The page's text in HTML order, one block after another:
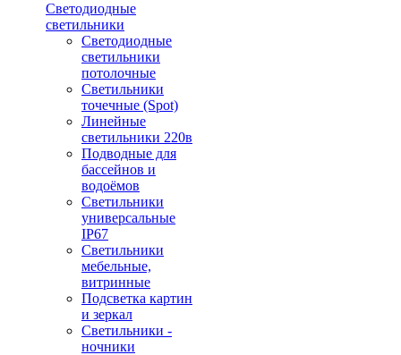
Светодиодные
светильники
Светодиодные
светильники
потолочные
Светильники
точечные (Spot)
Линейные
светильники 220в
Подводные для
бассейнов и
водоёмов
Светильники
универсальные
IP67
Светильники
мебельные,
витринные
Подсветка картин
и зеркал
Светильники -
ночники